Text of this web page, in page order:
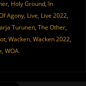
, Holy Ground, In
Agony, Live, Live 2022,
Turunen, The Other,
, Wacken, Wacken 2022,
, WOA